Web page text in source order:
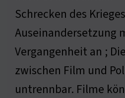
Schrecken des
Auseinandersetzung
Vergangenheit an ;
zwischen Film und
untrennbar. Filme